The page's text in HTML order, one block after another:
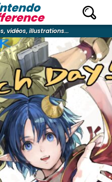
vidéos, illustrations...